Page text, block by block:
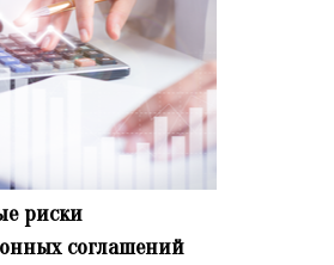
риски
соглашений